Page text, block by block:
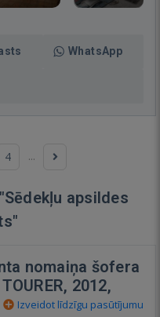
WhatsApp
4 ...
apsildes
nomaiņa šofera
2012,
Izveidot līdzīgu pasūtījumu